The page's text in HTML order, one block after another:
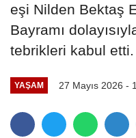
eşi Nilden Bektaş
Bayramı
tebrikleri kabul etti.
YAŞAM 27 Mayıs 2026 -